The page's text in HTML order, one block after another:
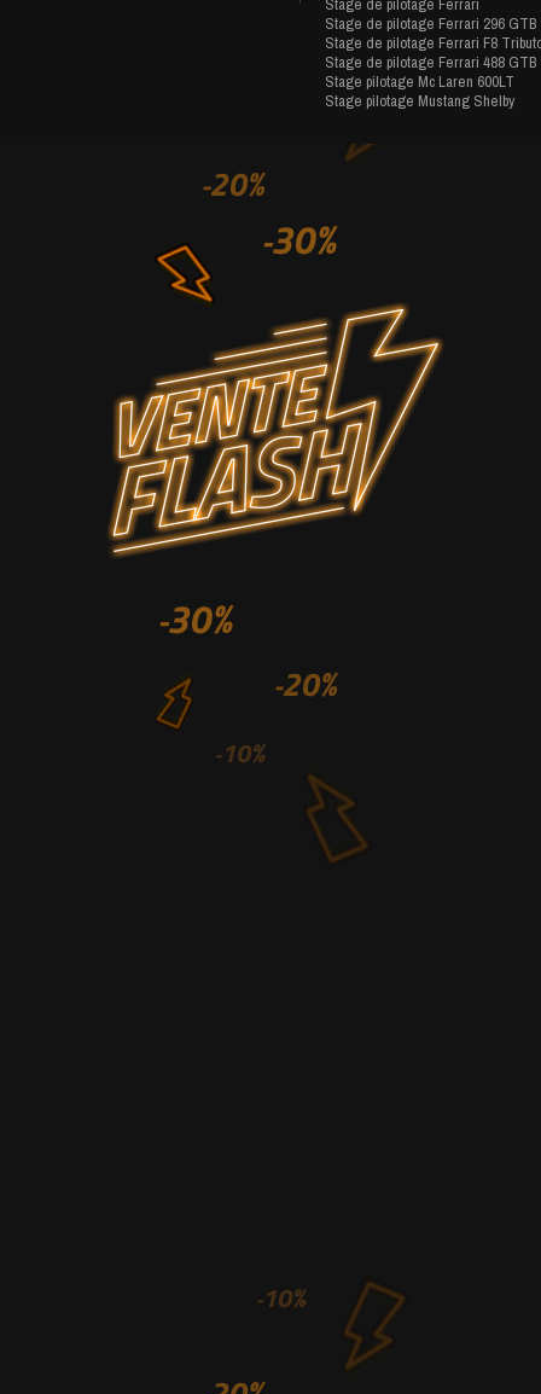
Stage de pilotage Ferrari 296 GTB
Stage de pilotage Ferrari F8
Stage de pilotage Ferrari 488 GTB
Stage pilotage Mc Laren 600LT
Stage pilotage Mustang Shelby